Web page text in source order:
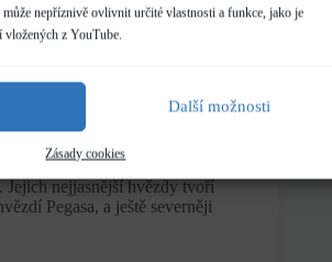
nepříznivě ovlivnit určité vlastnosti a funkce, jako je
vložených z YouTube.
Další možnosti
Zásady cookies
Spicou. Směrem
leží letní souhvězdí
nejjasnější hvězdy tvoří
Pegasa, a ještě severněji